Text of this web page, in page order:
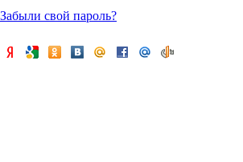
Забыли свой пароль?